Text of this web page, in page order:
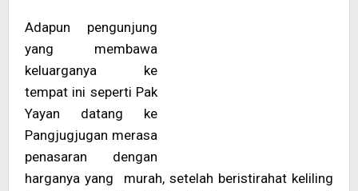
Adapun pengunjung
yang membawa
keluarganya ke
tempat ini seperti Pak
Yayan datang ke
Pangjugjugan merasa
penasaran dengan
harganya yang murah, setelah beristirahat keliling